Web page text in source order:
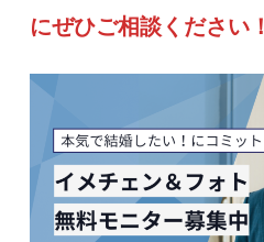
にぜひご相談ください！